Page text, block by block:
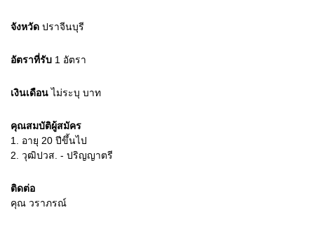
จังหวัด ปราจีนบุรี
อัตราที่รับ 1 อัตรา
เงินเดือนไม่ระบุ บาท
คุณสมบัติผู้สมัคร
1.
อายุ 20 ปีขึ้นไป
2. วุฒิปวส. - ปริญญาตรี
ติดต่อ
คุณ วราภรณ์